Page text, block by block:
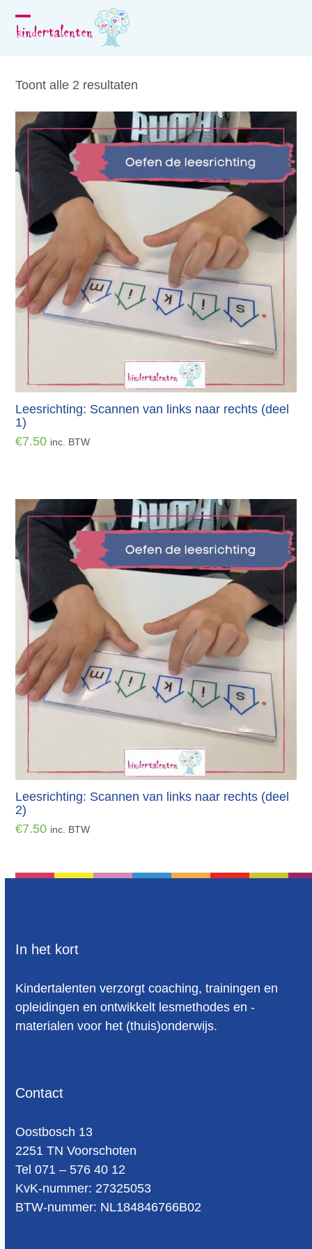
Open
menu
Close
menu
Toont alle 2 resultaten
Leesrichting: Scannen van links naar rechts (deel
1)
€7.50 inc. BTW
Leesrichting: Scannen van links naar rechts (deel
2)
€7.50 inc. BTW
In het kort
Kindertalenten verzorgt coaching, trainingen en
opleidingen en ontwikkelt lesmethodes en -
materialen voor het (thuis)onderwijs.
Contact
Oost­bosch 13
2251 TN Voorschoten
Tel 071 – 576 40 12
KvK-nummer: 27325053
BTW-num­mer: NL184846766B02